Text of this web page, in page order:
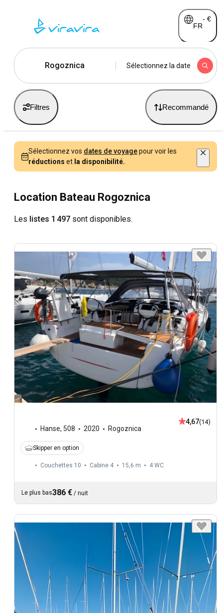
FR
- €
Rogoznica Sélectionnez la date
Filtres Recommandé
Sélectionnez vos dates de voyagepour voir les
réductions et la disponibilité.
Location Bateau Rogoznica
Les listes 1 497 sont disponibles.
Hanse, 508 2020 Rogoznica
4,67(14)
Skipper en option
Couchettes 10 Cabine 4 15,6 m 4 WC
Le plus bas386 € / nuit